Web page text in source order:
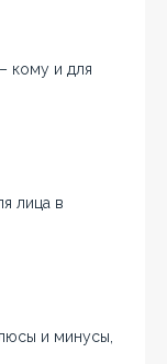
кому и для
лица в
и минусы,